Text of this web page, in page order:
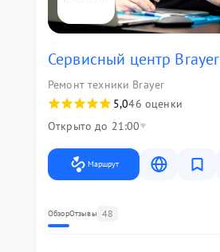
Сервисный центр Brayer
Ремонт техники Brayer
5,046 оценки
Открыто до 21:00
Маршрут
ОбзорОтзывы 48